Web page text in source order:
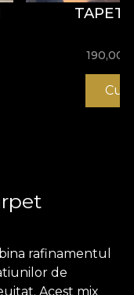
TAPET
190,00
rafinamentul
de
Acest mix